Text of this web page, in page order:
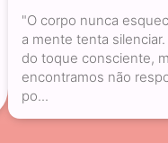
"O corpo nunca
a mente tenta
do toque consciente,
encontramos não
po...